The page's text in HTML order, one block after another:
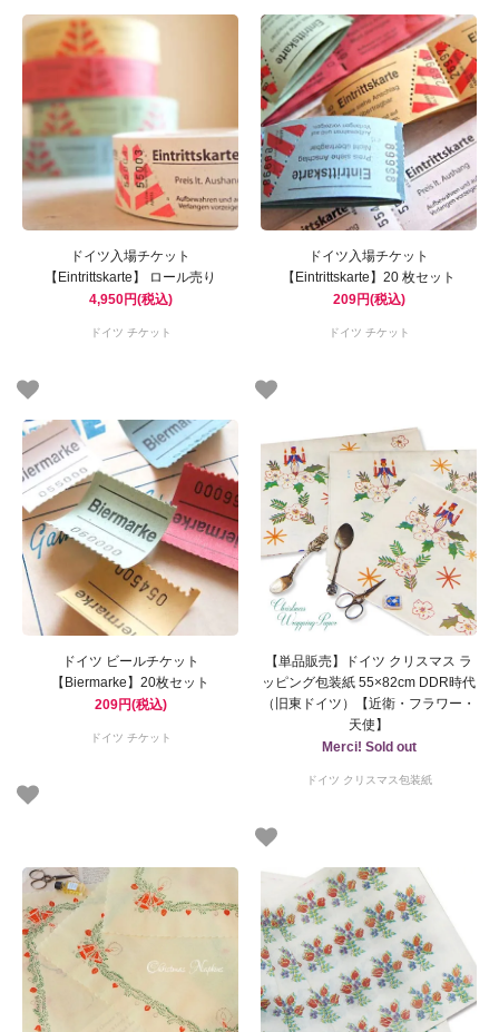
ドイツ入場チケット
【Eintrittskarte】 ロール売り
4,950円(税込)
ドイツ チケット
ドイツ入場チケット
【Eintrittskarte】20 枚セット
209円(税込)
ドイツ チケット
ドイツ ビールチケット
【Biermarke】20枚セット
209円(税込)
ドイツ チケット
【単品販売】ドイツ クリスマス ラ
ッピング包装紙 55×82cm DDR時代
（旧東ドイツ）【近衛・フラワー・
天使】
Merci! Sold out
ドイツ クリスマス包装紙